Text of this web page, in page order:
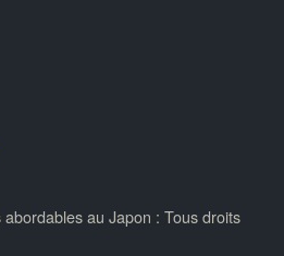
au Japon : Tous droits